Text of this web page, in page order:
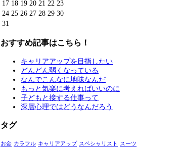
17 18 19 20 21 22 23
24 25 26 27 28 29 30
31
おすすめ記事はこちら！
キャリアアップを目指したい
どんどん弱くなっている
なんでこんなに地味なんだ
もっと気楽に考えればいいのに
子どもと接する仕事って
深層心理ではどうなんだろう
タグ
お金 カラフル キャリアアップ スペシャリスト
スーツ